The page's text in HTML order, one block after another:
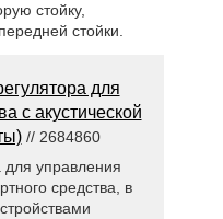
стойку,
стойки.
для
с акустической
// 2684860
для управления
средства, в